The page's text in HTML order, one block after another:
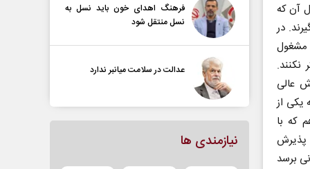
آن که
در
مشغول
نکنند.
عالی
یکی از
که با
پذیرش
برسد
فرهنگ اهدای خون باید نسل به
نسل منتقل شود
عدالت در سلامت میانبر ندارد
نیازمندی ها